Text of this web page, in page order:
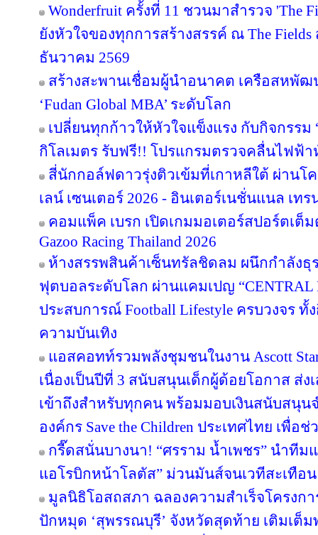
Wonderfruit ครั้งที่ 11 ชวนมาสำรวจ 'The
ยังหัวใจของทุกการสร้างสรรค์ ณ The
ธันวาคม 2569
สร้างสะพานเชื่อมผู้นำอนาคต เครือสหพั
‘Fudan Global MBA’ ระดับโลก
เปลี่ยนทุกก้าวให้หัวใจแข็งแรง กับกิจกรรม
กิโลเมตร รับฟรี!! โปรแกรมตรวจคลื่นไฟฟ้า
สี่นักกอล์ฟดาวรุ่งติวเข้มที่เกาหลีใต้ ผ่านโค
เลน์ เซนเตอร์ 2026 - อินเตอร์เนชั่นแนล เท
คอมแพ็ค เบรก เปิดเกมมอเตอร์สปอร์ตเต็
Gazoo Racing Thailand 2026
ห้างสรรพสินค้าเซ็นทรัลชิดลม ผนึกกำลังธุ
ฟุตบอลระดับโลก ผ่านแคมเปญ “CENTRAL
ประสบการณ์ Football Lifestyle ครบวงจร
ความบันเทิง
แอสคอทท์รวมพลังชุมชนในงาน Ascott Star
เนื่องเป็นปีที่ 3 สนับสนุนเด็กผู้ด้อยโอกาส ส่
เข้าถึงสำหรับทุกคน พร้อมมอบเงินสนับสนุน
องค์กร Save the Children ประเทศไทย เพื่อ
กรี๊ดสนั่นบางนา! “ศรราม น้ำเพชร” นำทีม
แอโรบิกหน้าโลตัส” ม่วนมันส์จนเวทีสะเทือน
มูลนิธิโอสถสภา ฉลองความสำเร็จโครงก
ปักหมุด ‘สุพรรณบุรี’ จังหวัดสุดท้าย เติมเต็